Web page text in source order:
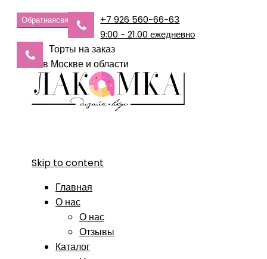
Обратнаясвязь
+7 926 560-66-63
9:00 - 21.00 ежедневно
Торты на заказ
в Москве и области
Skip to content
Главная
О нас
О нас
Отзывы
Каталог